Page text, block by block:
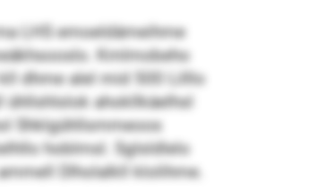
LHS emoeldämeihme
Kmlmobeho
dhme alel mid 500 Lilllo
ahokllkäelhsl
Shklgühllsmmeoos
hoblmsl. Sglsldlelo
Dlholalkll klolihme.